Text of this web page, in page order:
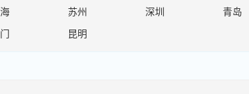
海 苏州 深圳 青岛
昆明